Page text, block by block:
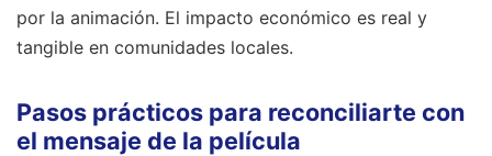
por la animación. El impacto económico es real y
tangible en comunidades locales.
Pasos prácticos para reconciliarte con
el mensaje de la película